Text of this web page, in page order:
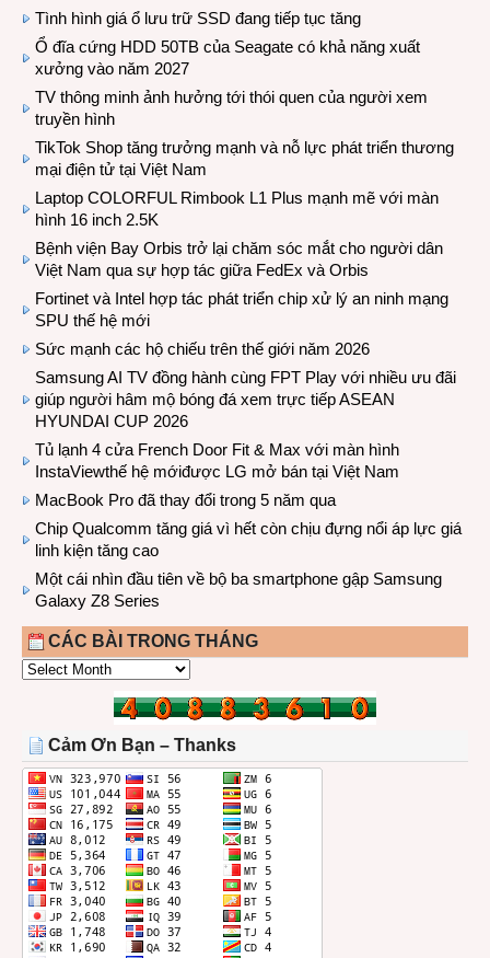
Tình hình giá ổ lưu trữ SSD đang tiếp tục tăng
Ổ đĩa cứng HDD 50TB của Seagate có khả năng xuất
xưởng vào năm 2027
TV thông minh ảnh hưởng tới thói quen của người xem
truyền hình
TikTok Shop tăng trưởng mạnh và nỗ lực phát triển thương
mại điện tử tại Việt Nam
Laptop COLORFUL Rimbook L1 Plus mạnh mẽ với màn
hình 16 inch 2.5K
Bệnh viện Bay Orbis trở lại chăm sóc mắt cho người dân
Việt Nam qua sự hợp tác giữa FedEx và Orbis
Fortinet và Intel hợp tác phát triển chip xử lý an ninh mạng
SPU thế hệ mới
Sức mạnh các hộ chiếu trên thế giới năm 2026
Samsung AI TV đồng hành cùng FPT Play với nhiều ưu đãi
giúp người hâm mộ bóng đá xem trực tiếp ASEAN
HYUNDAI CUP 2026
Tủ lạnh 4 cửa French Door Fit & Max với màn hình
InstaViewthế hệ mớiđược LG mở bán tại Việt Nam
MacBook Pro đã thay đổi trong 5 năm qua
Chip Qualcomm tăng giá vì hết còn chịu đựng nổi áp lực giá
linh kiện tăng cao
Một cái nhìn đầu tiên về bộ ba smartphone gập Samsung
Galaxy Z8 Series
CÁC BÀI TRONG THÁNG
CÁC
THÁNG
Cảm Ơn Bạn – Thanks